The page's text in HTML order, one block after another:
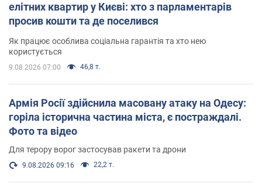
елітних квартир у Києві: хто з парламентарів
просив кошти та де поселився
Як працює особлива соціальна гарантія та хто нею
користується
9.08.2026 07:00 46,8 т.
Армія Росії здійснила масовану атаку на Одесу:
горіла історична частина міста, є постраждалі.
Фото та відео
Для терору ворог застосував ракети та дрони
9.08.2026 09:16 22,2 т.